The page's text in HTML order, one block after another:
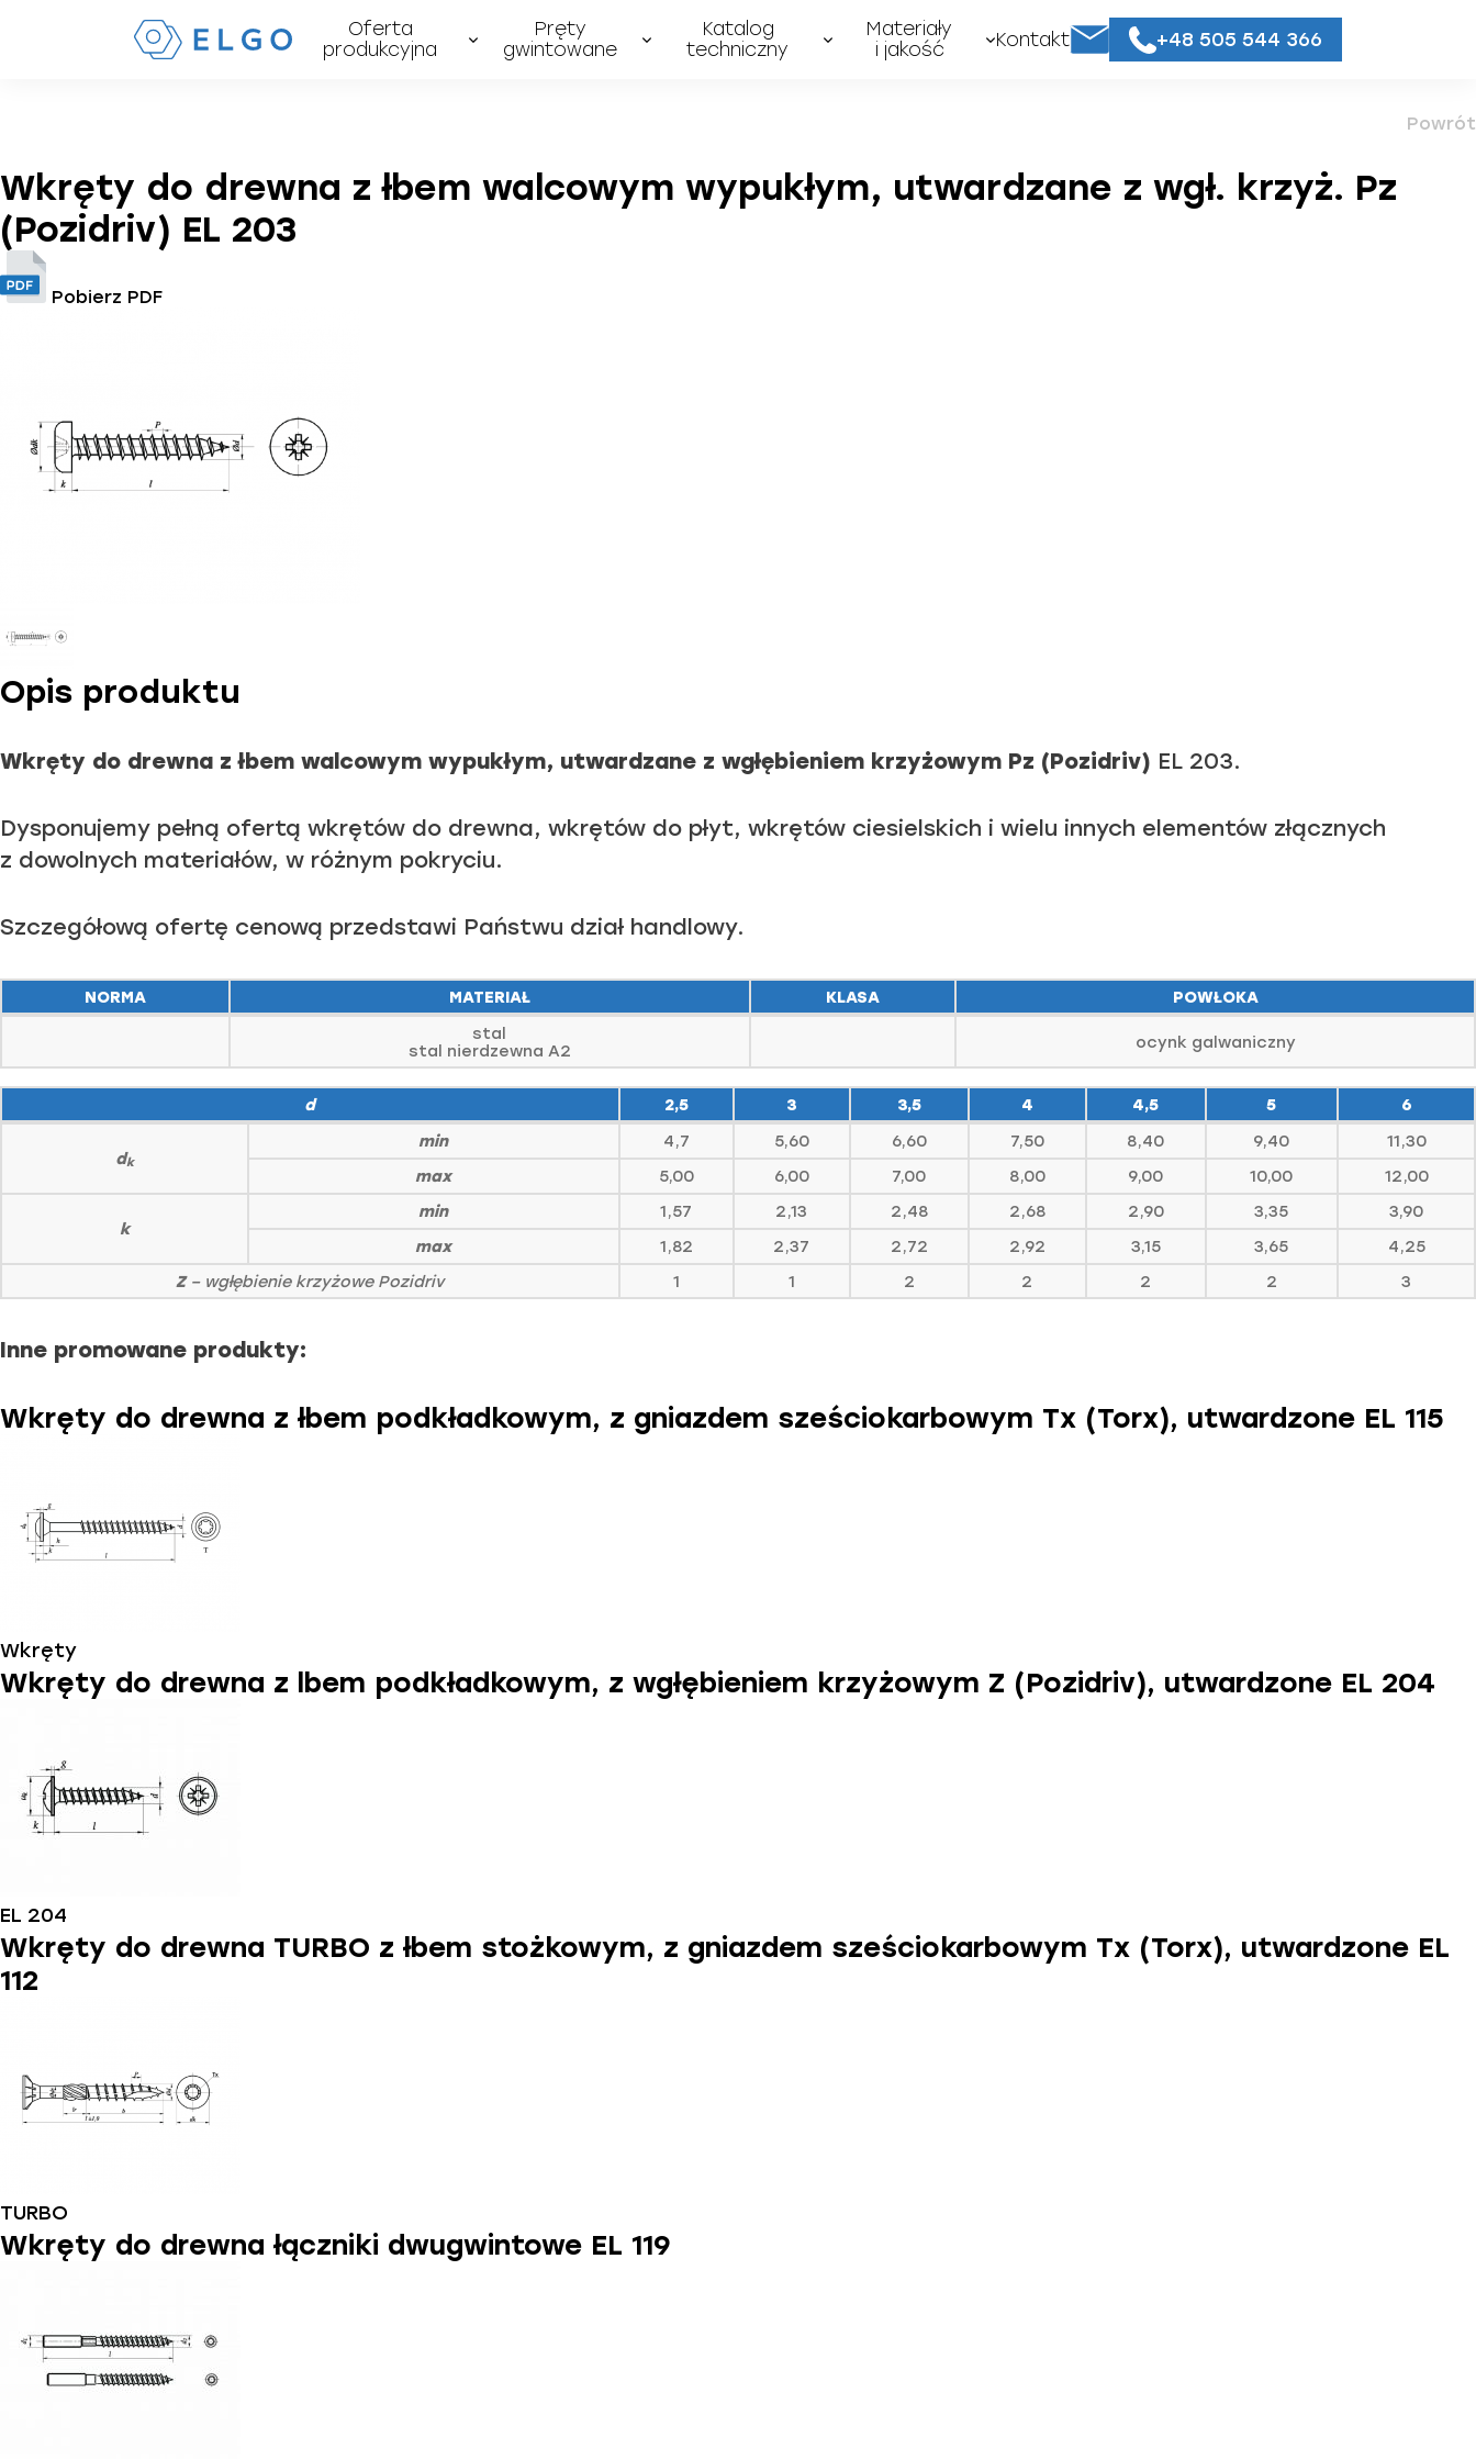
Oferta
produkcyjna
Pręty
gwintowane
Katalog
techniczny
Materiały
i jakość
Kontakt +48 505 544 366
Powrót
Wkręty do drewna z łbem walcowym wypukłym, utwardzane z wgł. krzyż. Pz
(Pozidriv) EL 203
Pobierz PDF
Opis produktu
Wkręty do drewna z łbem walcowym wypukłym, utwardzane z wgłębieniem krzyżowym Pz (Pozidriv) EL 203.
Dysponujemy pełną ofertą wkrętów do drewna, wkrętów do płyt, wkrętów ciesielskich i wielu innych elementów złącznych
z dowolnych materiałów, w różnym pokryciu.
Szczegółową ofertę cenową przedstawi Państwu dział handlowy.
NORMA MATERIAŁ KLASA
POWŁOKA
stal
stal nierdzewna A2
ocynk galwaniczny
d 2,5 3 3,5 4 4,5 5 6
dk
min 4,7 5,60 6,60 7,50 8,40 9,40
11,30
max
5,00 6,00 7,00 8,00 9,00 10,00 12,00
k
min 1,57 2,13 2,48 2,68 2,90 3,35
3,90
max
1,82 2,37 2,72 2,92 3,15 3,65
4,25
Z– wgłębienie krzyżowe Pozidriv 1 1 2 2 2 2 3
Inne promowane produkty:
Wkręty do drewna z łbem podkładkowym, z gniazdem sześciokarbowym Tx (Torx), utwardzone EL 115
Wkręty
Wkręty do drewna z lbem podkładkowym, z wgłębieniem krzyżowym Z (Pozidriv), utwardzone EL 204
EL 204
Wkręty do drewna TURBO z łbem stożkowym, z gniazdem sześciokarbowym Tx (Torx), utwardzone EL
112
TURBO
Wkręty do drewna łączniki dwugwintowe EL 119